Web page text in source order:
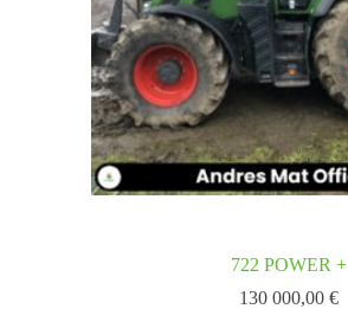
722 POWER +
130 000,00 €